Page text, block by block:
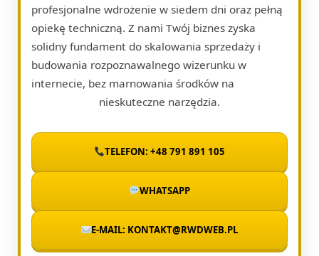
profesjonalne wdrożenie w siedem dni oraz pełną
opiekę techniczną. Z nami Twój biznes zyska
solidny fundament do skalowania sprzedaży i
budowania rozpoznawalnego wizerunku w
internecie, bez marnowania środków na
nieskuteczne narzędzia.
TELEFON: +48 791 891 105
WHATSAPP
E-MAIL: KONTAKT@RWDWEB.PL